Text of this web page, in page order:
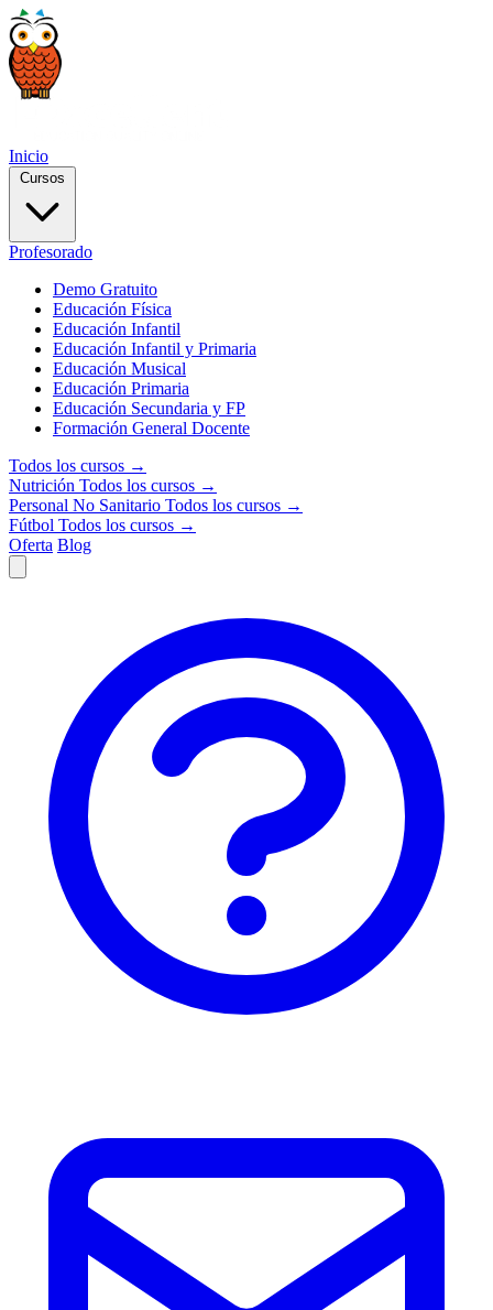
Inicio
Cursos
Profesorado
Demo Gratuito
Educación Física
Educación Infantil
Educación Infantil y Primaria
Educación Musical
Educación Primaria
Educación Secundaria y FP
Formación General Docente
Todos los cursos →
Nutrición Todos los cursos →
Personal No Sanitario Todos los cursos →
Fútbol Todos los cursos →
Oferta Blog